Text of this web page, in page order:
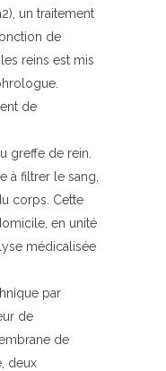
un traitement
de
reins est mis
de
greffe de rein.
à filtrer le sang,
corps. Cette
en unité
médicalisée
par
de
de
deux